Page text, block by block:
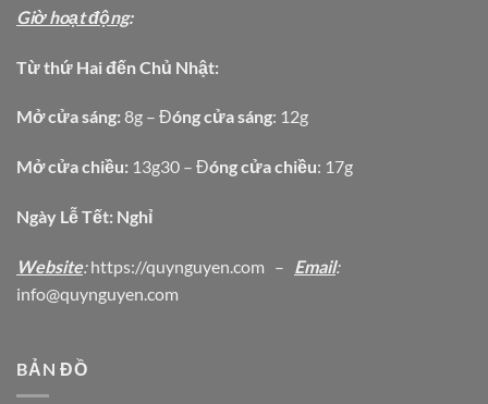
Giờ hoạt động:
Từ thứ Hai đến Chủ Nhật:
Mở cửa sáng: 8g – Đóng cửa sáng: 12g
Mở cửa chiều: 13g30 – Đóng cửa chiều: 17g
Ngày Lễ Tết: Nghỉ
Website:https://quynguyen.com – Email:
info@quynguyen.com
BẢN ĐỒ